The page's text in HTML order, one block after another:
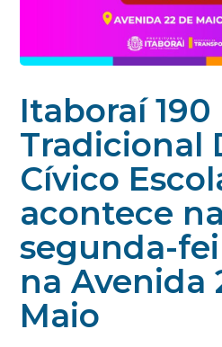
Itaboraí 190
Tradicional
Cívico
acontece na
segunda-
na Avenida
Maio